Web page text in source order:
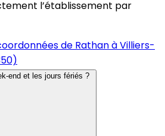
l’établissement par
de Rathan à Villiers-
end et les jours fériés ?